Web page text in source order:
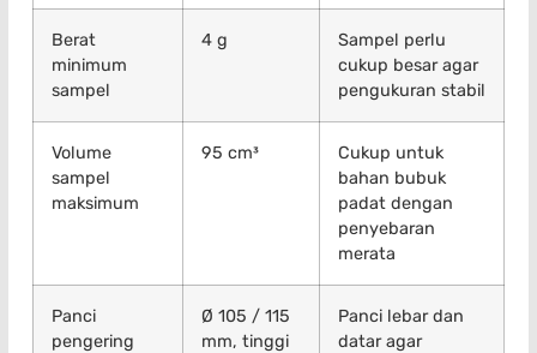
Berat
minimum
sampel
4 g
Sampel perlu
cukup besar agar
pengukuran stabil
Volume
sampel
maksimum
95 cm³
Cukup untuk
bahan bubuk
padat dengan
penyebaran
merata
Panci
pengering
Ø 105 / 115
mm, tinggi
Panci lebar dan
datar agar